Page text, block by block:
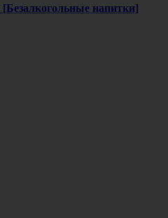
[Безалкогольные напитки]